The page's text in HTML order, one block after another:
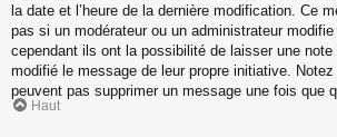
la date et l’heure de la dernière modification. Ce
pas si un modérateur ou un administrateur modifie
cependant ils ont la possibilité de laisser une note
modifié le message de leur propre initiative.
peuvent pas supprimer un message une fois que
Haut